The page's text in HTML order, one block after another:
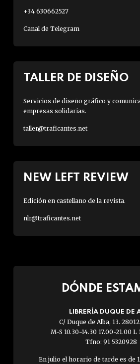
+34 630662527
Canal de Telegram
TALLER DE DISEÑO
Servicios de diseño gráfico y
empresas solidarias.
taller@traficantes.net
NEW LEFT REVIEW
Edición en castellano de la revista.
nlr@traficantes.net
DÓNDE
LIBRERÍA DUQUE DE
C/ Duque de Alba, 13.
M-S 10.30-14.30 17.00-21.00 L
Tfno: 91 5320928
En julio el horario de tarde es de